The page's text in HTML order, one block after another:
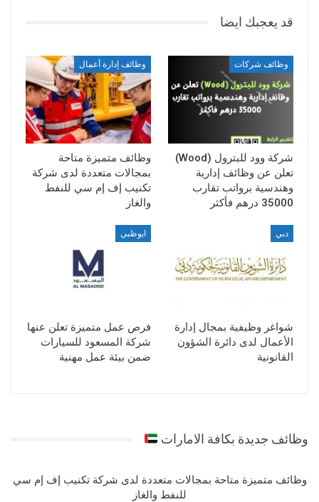
قد يعجبك ايضا
وظائف شركات
شركة وود للبترول (Wood)
تعلن عن وظائف إدارية
وهندسية برواتب تقارب
35000 درهم فأكثر
وظائف إدارة أعمال
وظائف متميزة متاحة
بمجالات متعددة لدى شركة
تكنيب إف إم سي للنفط
والغاز
دبي
شواغر وظيفية بمجال إدارة
الأعمال لدى دائرة الشؤون
القانونية
ابوظبي
فرص عمل متميزة تعلن عنها
شركة المسعود للسيارات
ضمن بيئة عمل مهنية
وظائف جديدة بكافة الامارات
وظائف متميزة متاحة بمجالات متعددة لدى شركة تكنيب إف إم سي
للنفط والغاز